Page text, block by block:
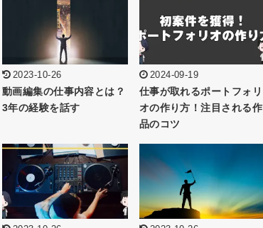
2023-10-26
動画編集の仕事内容とは？
3年の経験を話す
2024-09-19
仕事が取れるポートフォリ
オの作り方！注目される作
品のコツ